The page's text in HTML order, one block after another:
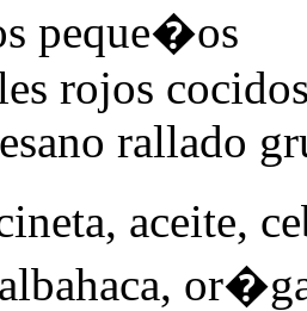
peque�os
rojos
rallado
aceite,